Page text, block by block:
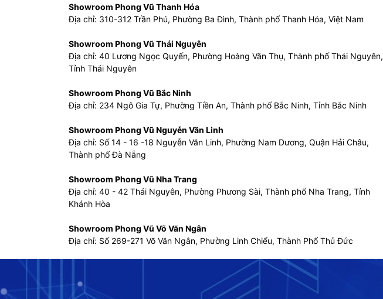
Showroom Phong Vũ Thanh Hóa
Địa chỉ: 310-312 Trần Phú, Phường Ba Đình, Thành phố Thanh Hóa, Việt Nam
Showroom Phong Vũ Thái Nguyên
Địa chỉ: 40 Lương Ngọc Quyến, Phường Hoàng Văn Thụ, Thành phố Thái Nguyên,
Tỉnh Thái Nguyên
Showroom Phong Vũ Bắc Ninh
Địa chỉ: 234 Ngô Gia Tự, Phường Tiền An, Thành phố Bắc Ninh, Tỉnh Bắc Ninh
Showroom Phong Vũ Nguyễn Văn Linh
Địa chỉ: Số 14 - 16 -18 Nguyễn Văn Linh, Phường Nam Dương, Quận Hải Châu,
Thành phố Đà Nẵng
Showroom Phong Vũ Nha Trang
Địa chỉ: 40 - 42 Thái Nguyên, Phường Phương Sài, Thành phố Nha Trang, Tỉnh
Khánh Hòa
Showroom Phong Vũ Võ Văn Ngân
Địa chỉ: Số 269-271 Võ Văn Ngân, Phường Linh Chiểu, Thành Phố Thủ Đức